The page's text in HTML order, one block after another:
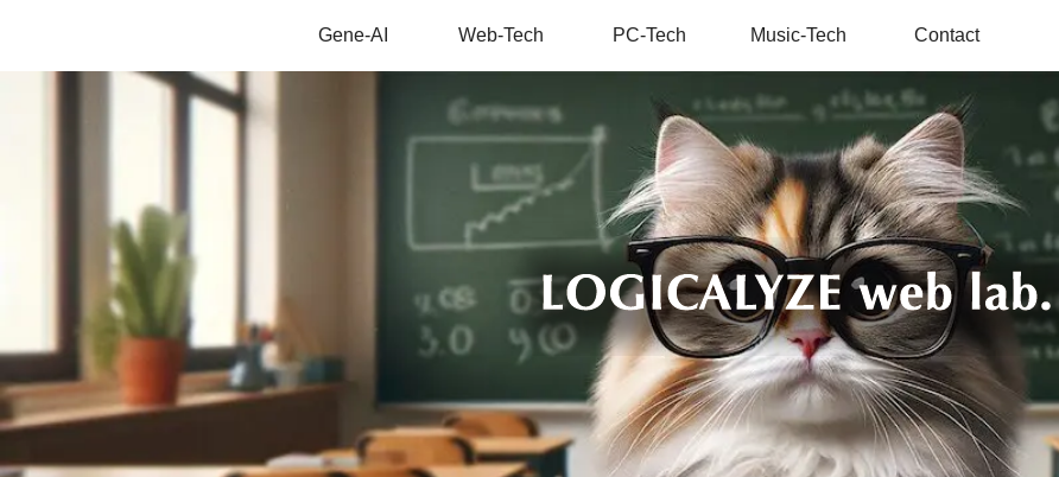
Gene-AI Web-Tech PC-Tech Music-Tech Contact